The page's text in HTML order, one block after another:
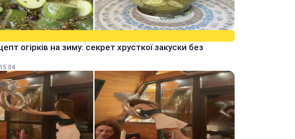
огірків на зиму: секрет хрусткої закуски без